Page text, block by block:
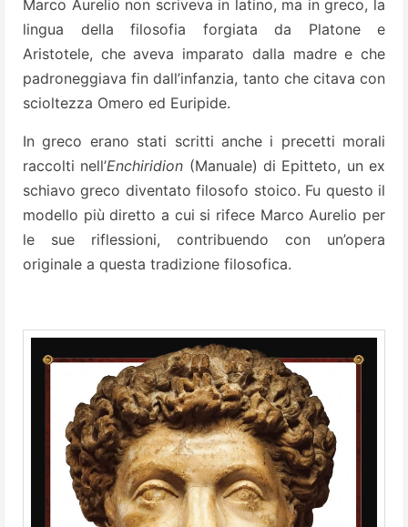
Marco Aurelio non scriveva in latino, ma in greco, la
lingua della filosofia forgiata da Platone e
Aristotele, che aveva imparato dalla madre e che
padroneggiava fin dall’infanzia, tanto che citava con
scioltezza Omero ed Euripide.
In greco erano stati scritti anche i precetti morali
raccolti nell’Enchiridion (Manuale) di Epitteto, un ex
schiavo greco diventato filosofo stoico. Fu questo il
modello più diretto a cui si rifece Marco Aurelio per
le sue riflessioni, contribuendo con un’opera
originale a questa tradizione filosofica.